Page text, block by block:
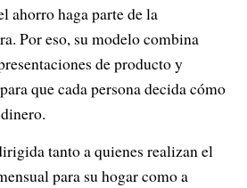
ahorro haga parte de la
Por eso, su modelo combina
de producto y
que cada persona decida cómo
tanto a quienes realizan el
para su hogar como a